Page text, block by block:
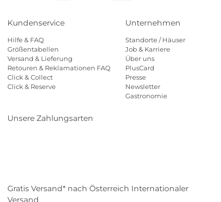
Kundenservice
Hilfe & FAQ
Größentabellen
Versand & Lieferung
Retouren & Reklamationen FAQ
Click & Collect
Click & Reserve
Unternehmen
Standorte / Häuser
Job & Karriere
Über uns
PlusCard
Presse
Newsletter
Gastronomie
Unsere Zahlungsarten
Gratis Versand* nach Österreich Internationaler
Versand